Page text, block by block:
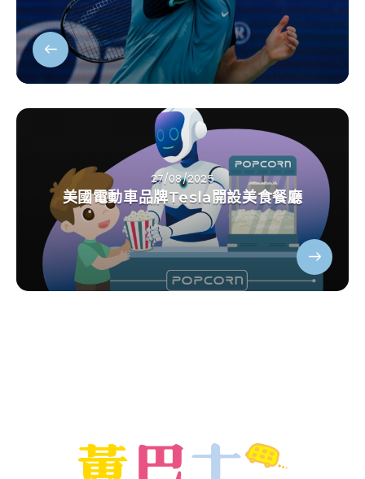
27/08/2025
美國電動車品牌Tesla開設美食餐廳